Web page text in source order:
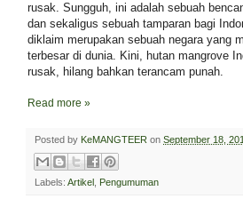
rusak. Sungguh, ini adalah sebuah
dan sekaligus sebuah tamparan bagi
diklaim merupakan sebuah negara yang
terbesar di dunia. Kini, hutan mangrove
rusak, hilang bahkan terancam punah.
Read more »
Posted by KeMANGTEER on September 18,
Labels: Artikel Pengumuman